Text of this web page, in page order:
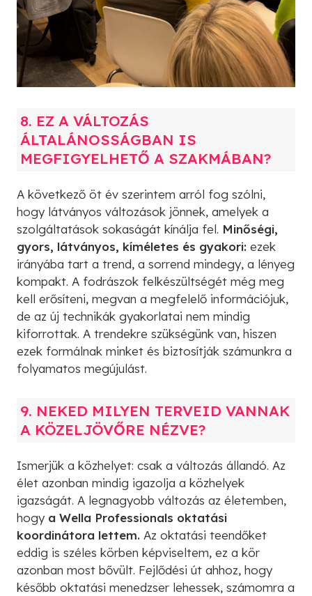
8. EZ A VÁLTOZÁS
ÁLTALÁNOSSÁGBAN IS
MEGFIGYELHETŐ A SZAKMÁBAN?
A következő öt év szerintem arról fog szólni,
hogy látványos változások jönnek, amelyek a
szolgáltatások sokaságát kínálja fel. Minőségi,
gyors, látványos, kíméletes és gyakori: ezek
irányába tart a trend, a sorrend mindegy, a lényeg
kompakt. A fodrászok felkészültségét még meg
kell erősíteni, megvan a megfelelő információjuk,
de az új technikák gyakorlatai nem mindig
kiforrottak. A trendekre szükségünk van, hiszen
ezek formálnak minket és biztosítják számunkra a
folyamatos megújulást.
9. NEKED MILYEN TERVEID VANNAK
A KÖZELJÖVŐRE NÉZVE?
Ismerjük a közhelyet: csak a változás állandó. Az
élet azonban mindig igazolja a közhelyek
igazságát. A legnagyobb változás az életemben,
hogy a Wella Professionals oktatási
koordinátora lettem. Az oktatási teendőket
eddig is széles körben képviseltem, ez a kör
azonban most bővült. Fejlődési út ahhoz, hogy
később oktatási menedzser lehessek, számomra a